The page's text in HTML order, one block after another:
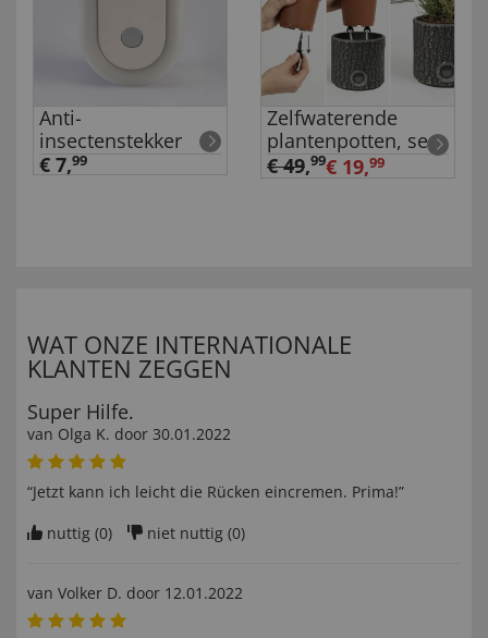
Anti-
insectenstekker
€ 7,99
Zelfwaterende
plantenpotten, set
van 2
€ 49,99€ 19,99
WAT ONZE INTERNATIONALE
KLANTEN ZEGGEN
Super Hilfe.
van Olga K. door 30.01.2022
“Jetzt kann ich leicht die Rücken eincremen. Prima!”
nuttig (0) niet nuttig (0)
van Volker D. door 12.01.2022